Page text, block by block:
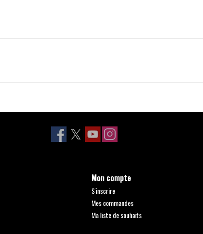
Mon compte
S'inscrire
Mes commandes
Ma liste de souhaits